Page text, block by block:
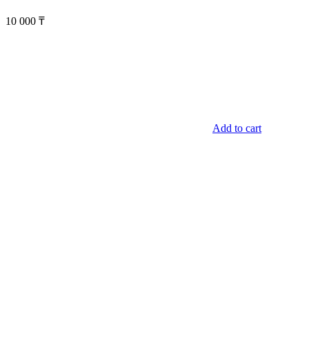
10 000 ₸
Add to cart